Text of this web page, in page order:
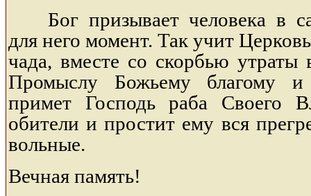
Бог призывает человека в
для него момент. Так учит
чада, вместе со скорбью утраты
Промыслу Божьему благому и
примет Господь раба Своего
обители и простит ему вся
вольные.
Вечная память!